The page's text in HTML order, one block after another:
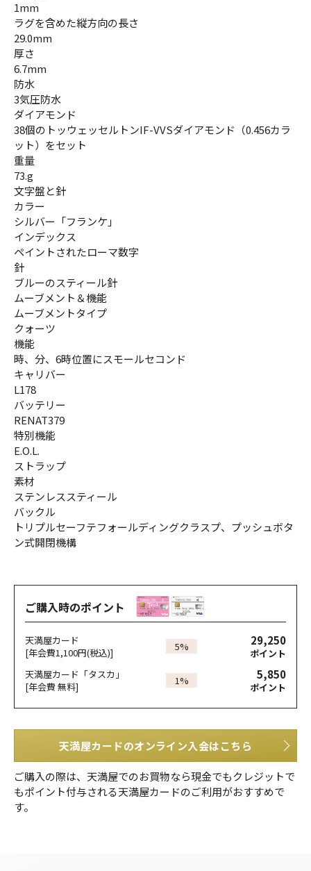
1mm
ラグを含めた縦方向の長さ
29.0mm
厚さ
6.7mm
防水
3気圧防水
ダイアモンド
38個のトッウェッセルトンIF-VVSダイアモンド（0.456カラ
ット）をセット
重量
73.g
文字盤と針
カラー
シルバー「フランケ」
インデックス
ペイントされたローマ数字
針
ブルーのスティール針
ムーブメント＆機能
ムーブメントタイプ
クォーツ
機能
時、分、6時位置にスモールセコンド
キャリバー
L178
バッテリー
RENAT379
特別機能
E.O.L.
ストラップ
素材
ステンレススティール
バックル
トリプルセーフテフォールディングクラスプ、プッシュボタ
ン式開閉機構
ご購入時のポイント
天満屋カード
[年会費1,100円(税込)]
5% 29,250
ポイント
天満屋カード「タスカ」
[年会費 無料]
1% 5,850
ポイント
天満屋カードのオンライン入会はこちら
ご購入の際は、天満屋でのお買物なら現金でもクレジットで
もポイント付与される天満屋カードのご利用がおすすめで
す。